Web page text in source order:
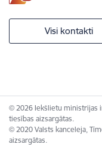
Visi kontakti
© 2026 Iekšlietu ministrijas
tiesības aizsargātas.
© 2020 Valsts kanceleja,
aizsargātas.